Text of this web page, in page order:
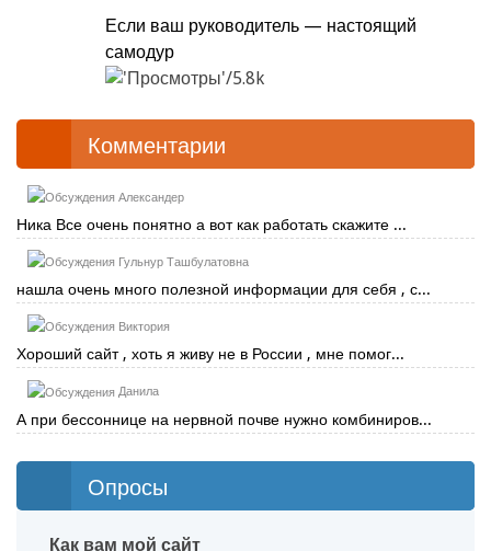
Если ваш руководитель — настоящий
самодур
5.8k
Комментарии
Александер
Ника Все очень понятно а вот как работать скажите ...
Гульнур Ташбулатовна
нашла очень много полезной информации для себя , с...
Виктория
Хороший сайт , хоть я живу не в России , мне помог...
Данила
А при бессоннице на нервной почве нужно комбиниров...
Опросы
Как вам мой сайт